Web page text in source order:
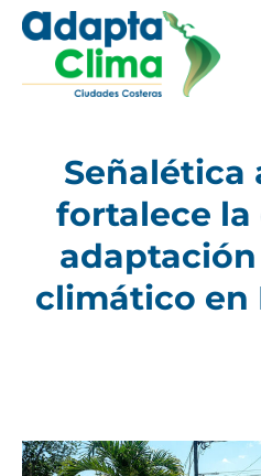
Señalética
fortalece
climático en